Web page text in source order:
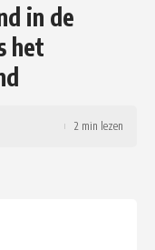
in de
het
2 min lezen